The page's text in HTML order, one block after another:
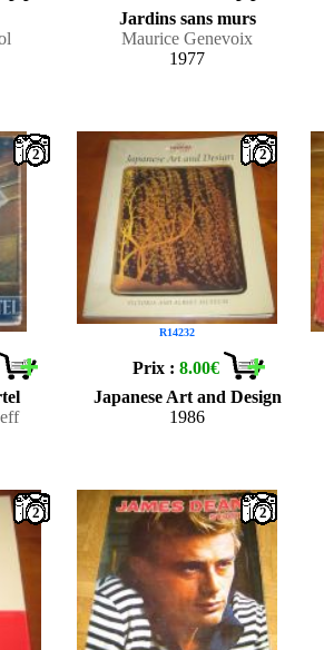
Jardins sans murs
Maurice Genevoix
1977
2
R14232
2
Prix :8.00€
Japanese Art and Design
1986
2 2